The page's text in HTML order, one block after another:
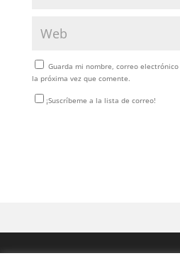
Guarda mi nombre, correo
la próxima vez que comente.
¡Suscríbeme a la lista de correo!